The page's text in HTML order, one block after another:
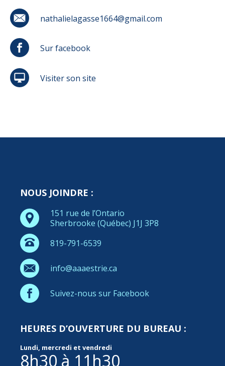
nathalielagasse1664@gmail.com
Sur facebook
Visiter son site
NOUS JOINDRE :
151 rue de l’Ontario
Sherbrooke (Québec) J1J 3P8
819-791-6539
info@aaaestrie.ca
Suivez-nous sur Facebook
HEURES D’OUVERTURE DU BUREAU :
Lundi, mercredi et vendredi
8h30 à 11h30